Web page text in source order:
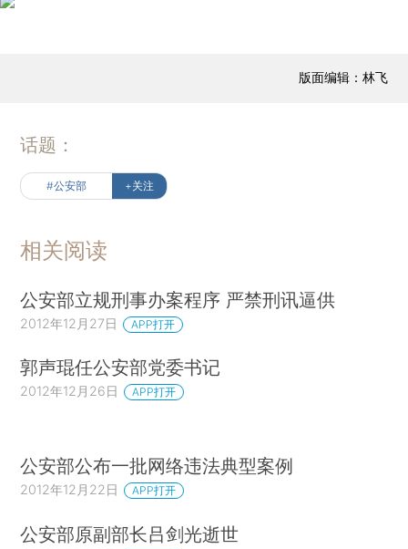
版面编辑：林飞
话题：
#公安部 +关注
相关阅读
公安部立规刑事办案程序 严禁刑讯逼供
2012年12月27日 APP打开
郭声琨任公安部党委书记
2012年12月26日 APP打开
公安部公布一批网络违法典型案例
2012年12月22日 APP打开
公安部原副部长吕剑光逝世